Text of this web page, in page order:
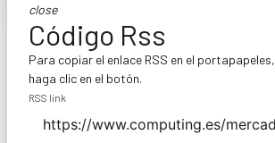
close
Código Rss
Para copiar el enlace RSS en el portapapeles,
haga clic en el botón.
RSS link